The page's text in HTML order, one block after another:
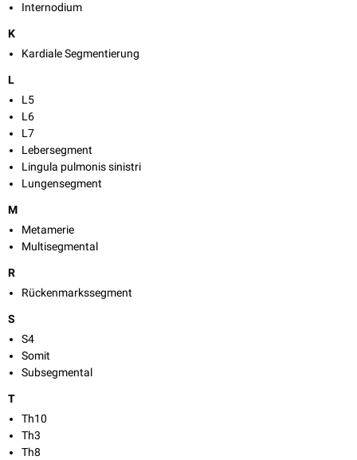
Internodium
K
Kardiale Segmentierung
L
L5
L6
L7
Lebersegment
Lingula pulmonis sinistri
Lungensegment
M
Metamerie
Multisegmental
R
Rückenmarkssegment
S
S4
Somit
Subsegmental
T
Th10
Th3
Th8